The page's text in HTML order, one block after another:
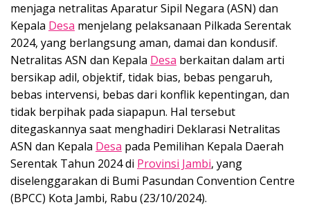
menjaga netralitas Aparatur Sipil Negara (ASN) dan
Kepala Desa menjelang pelaksanaan Pilkada Serentak
2024, yang berlangsung aman, damai dan kondusif.
Netralitas ASN dan Kepala Desa berkaitan dalam arti
bersikap adil, objektif, tidak bias, bebas pengaruh,
bebas intervensi, bebas dari konflik kepentingan, dan
tidak berpihak pada siapapun. Hal tersebut
ditegaskannya saat menghadiri Deklarasi Netralitas
ASN dan Kepala Desa pada Pemilihan Kepala Daerah
Serentak Tahun 2024 di Provinsi Jambi, yang
diselenggarakan di Bumi Pasundan Convention Centre
(BPCC) Kota Jambi, Rabu (23/10/2024).